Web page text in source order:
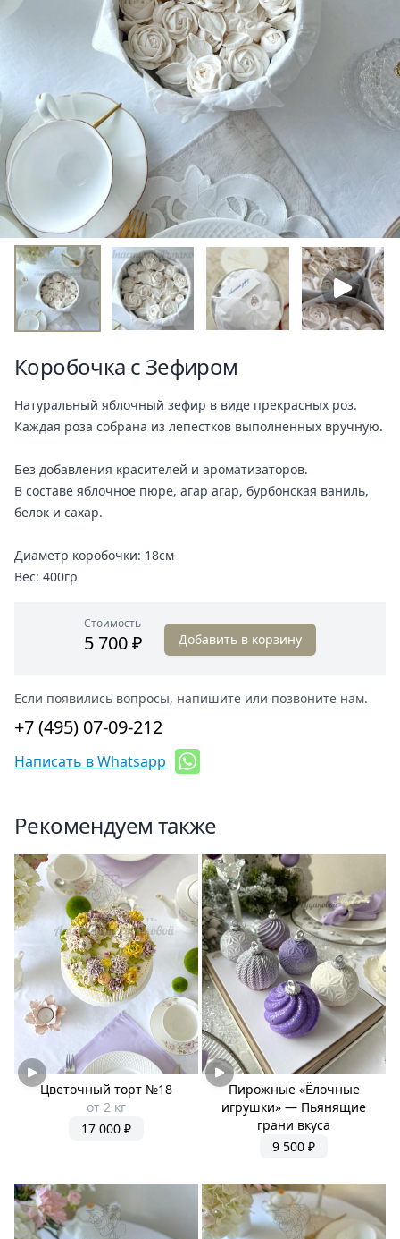
Коробочка с Зефиром
Натуральный яблочный зефир в виде прекрасных роз.
Каждая роза собрана из лепестков выполненных вручную.
Без добавления красителей и ароматизаторов.
В составе яблочное пюре, агар агар, бурбонская ваниль,
белок и сахар.
Диаметр коробочки: 18см
Вес: 400гр
Стоимость
5 700 ₽ Добавить в корзину
Если появились вопросы, напишите или позвоните нам.
+7 (495) 07-09-212
Написать в Whatsapp
Рекомендуем также
Цветочный торт №18
от 2 кг
17 000 ₽
Пирожные «Ёлочные
игрушки» — Пьянящие
грани вкуса
9 500 ₽